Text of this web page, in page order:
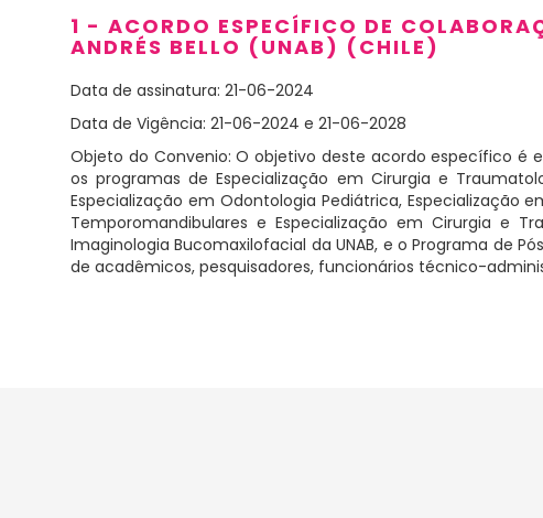
1 - ACORDO ESPECÍFICO DE
ANDRÉS BELLO (UNAB) (CHILE)
Data de assinatura: 21-06-2024
Data de Vigência: 21-06-2024 e 21-06-2028
Objeto do Convenio:O objetivo deste acordo específico é
os programas de Especialização em Cirurgia e
Especialização em Odontologia Pediátrica, Especialização
Temporomandibulares e Especialização em Cirurgia e
Imaginologia Bucomaxilofacial daUNAB, e o Programa de
de acadêmicos, pesquisadores, funcionários técnico-